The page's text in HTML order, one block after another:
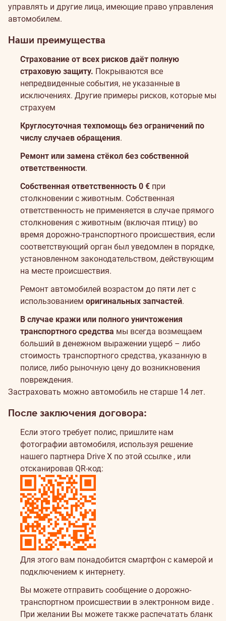
управлять и другие лица, имеющие право управления
автомобилем.
Наши преимущества
Страхование от всех рисков даёт полную
страховую защиту. Покрываются все
непредвиденные события, не указанные в
исключениях. Другие примеры рисков, которые мы
страхуем
Круглосуточная техпомощь без ограничений по
числу случаев обращения.
Ремонт или замена стёкол без собственной
ответственности.
Собственная ответственность 0 € при
столкновении с животным. Собственная
ответственность не применяется в случае прямого
столкновения с животным (включая птицу) во
время дорожно-транспортного происшествия, если
соответствующий орган был уведомлен в порядке,
установленном законодательством, действующим
на месте происшествия.
Ремонт автомобилей возрастом до пяти лет с
использованием оригинальных запчастей.
В случае кражи или полного уничтожения
транспортного средства мы всегда возмещаем
больший в денежном выражении ущерб – либо
стоимость транспортного средства, указанную в
полисе, либо рыночную цену до возникновения
повреждения.
Застраховать можно автомобиль не старше 14 лет.
После заключения договора:
Если этого требует полис, пришлите нам
фотографии автомобиля, используя решение
нашего партнера Drive X по этой ссылке , или
отсканировав QR-код:
Для этого вам понадобится смартфон с камерой и
подключением к интернету.
Вы можете отправить сообщение о дорожно-
транспортном происшествии в электронном виде .
При желании Вы можете также распечатать бланк